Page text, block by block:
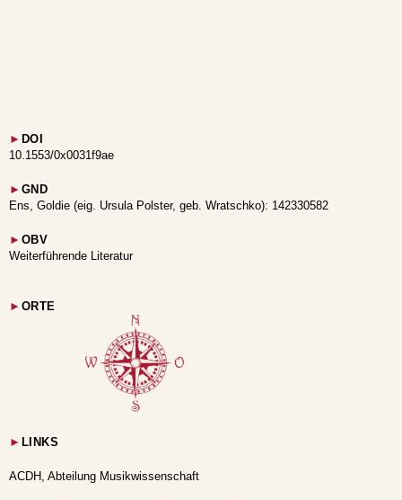
► DOI
10.1553/0x0031f9ae
► GND
Ens, Goldie (eig. Ursula Polster, geb. Wratschko): 142330582
► OBV
Weiterführende Literatur
► ORTE
► LINKS
ACDH, Abteilung Musikwissenschaft